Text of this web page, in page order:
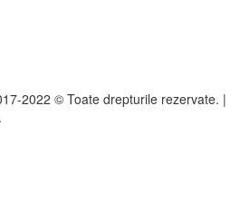
2022 © Toate drepturile rezervate. |